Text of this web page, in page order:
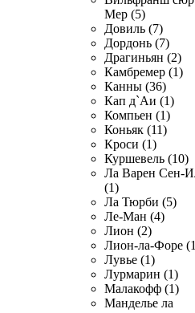
Мер (5)
Довиль (7)
Дордонь (7)
Драгиньян (2)
Камбремер (1)
Канны (36)
Кап д`Аи (1)
Компьен (1)
Коньяк (11)
Кроси (1)
Куршевель (10)
Ла Варен Сен-
(1)
Ла Тюрби (5)
Ле-Ман (4)
Лион (2)
Лион-ла-Форе
Лувье (1)
Лурмарин (1)
Малакофф (1)
Манделье ла